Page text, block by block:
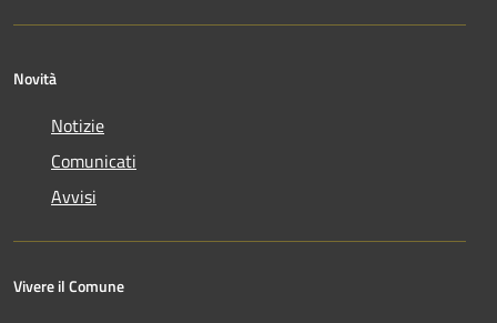
Novità
Notizie
Comunicati
Avvisi
Vivere il Comune